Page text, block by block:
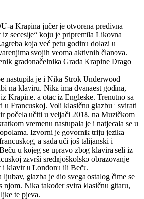
a Krapina jučer je otvorena predivna
secesije“ koju je pripremila Likovna
koja već petu godinu dolazi u
svojih veoma aktivnih članova.
gradonačelnika Grada Krapine Drago
je i Nika Strok Underwood
na klaviru. Nika ima dvanaest godina,
Krapine, a otac iz Engleske. Trenutno sa
u Francuskoj. Voli klasičnu glazbu i svirati
počela učiti u veljači 2018. na Muzičkom
vremenu nastupala je i natjecala se u
Izvorni je govornik triju jezika –
a sada uči još talijanski i
u kojeg se upravo zbog klavira seli iz
završi srednjoškolsko obrazovanje
i klavir u Londonu ili Beču.
glazba je dio svega ostalog čime se
njom. Nika također svira klasičnu gitaru,
te pjeva.